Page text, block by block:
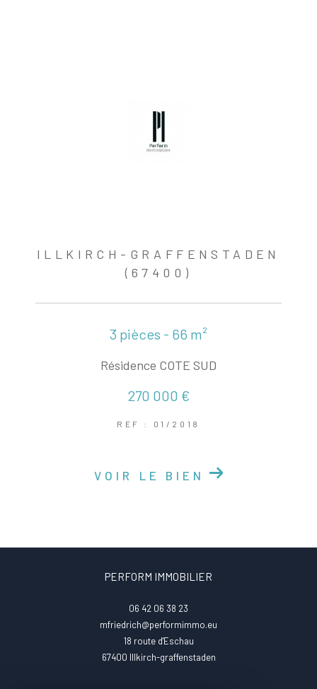
ILLKIRCH-GRAFFENSTADEN
(67400)
3 pièces - 66 m²
Résidence COTE SUD
270 000 €
REF : 01/2018
VOIR LE BIEN
PERFORM IMMOBILIER
06 42 06 38 23
mfriedrich@performimmo.eu
18 route d'Eschau
67400 illkirch-graffenstaden